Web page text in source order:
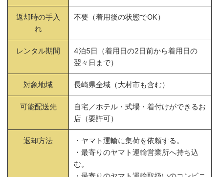
返却時の手入
れ
不要（着用後の状態でOK）
レンタル期間
4泊5日（着用日の2日前から着用日の
翌々日まで）
対象地域 長崎県全域（大村市も含む）
可能配送先
自宅／ホテル・式場・着付けができるお
店（要許可）
返却方法
・ヤマト運輸に集荷を依頼する。
・最寄りのヤマト運輸営業所へ持ち込
む。